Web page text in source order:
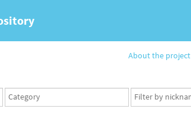
About the project
Taxonomy
term
App
user